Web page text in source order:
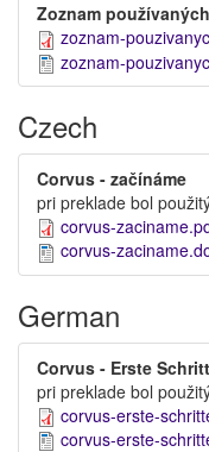
Zoznam
zoznam-
zoznam-
Czech
Corvus - začínáme
pri preklade bol
corvus-
corvus-
German
Corvus - Erste
pri preklade bol
corvus-erste-
corvus-erste-